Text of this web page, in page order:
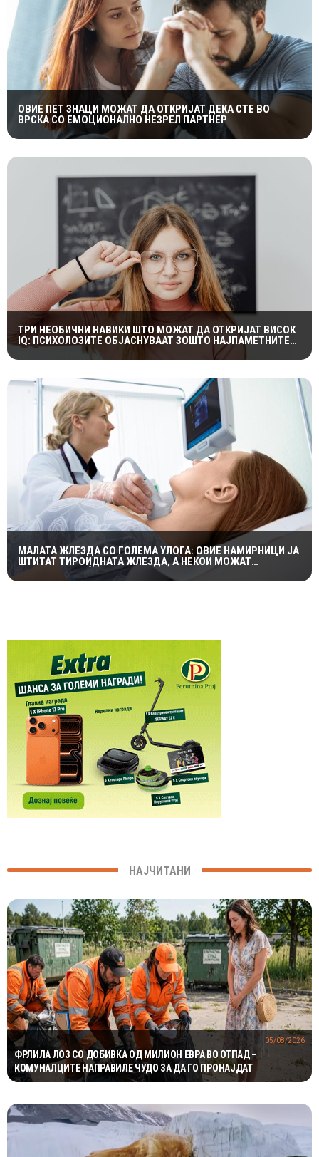
ОВИЕ ПЕТ ЗНАЦИ МОЖАТ ДА ОТКРИЈАТ ДЕКА СТЕ ВО
ВРСКА СО ЕМОЦИОНАЛНО НЕЗРЕЛ ПАРТНЕР
ТРИ НЕОБИЧНИ НАВИКИ ШТО МОЖАТ ДА ОТКРИЈАТ ВИСОК
IQ: ПСИХОЛОЗИТЕ ОБЈАСНУВААТ ЗОШТО НАЈПАМЕТНИТЕ
ЛУЃЕ ЧЕСТО СЕ ДВОУМАТ
МАЛАТА ЖЛЕЗДА СО ГОЛЕМА УЛОГА: ОВИЕ НАМИРНИЦИ ЈА
ШТИТАТ ТИРОИДНАТА ЖЛЕЗДА, А НЕКОИ МОЖАТ
СЕРИОЗНО ДА Ѝ НАШТЕТАТ
НАЈЧИТАНИ
ФРЛИЛА ЛОЗ СО ДОБИВКА ОД МИЛИОН ЕВРА ВО ОТПАД –
КОМУНАЛЦИТЕ НАПРАВИЛЕ ЧУДО ЗА ДА ГО ПРОНАЈДАТ
05/08/2026